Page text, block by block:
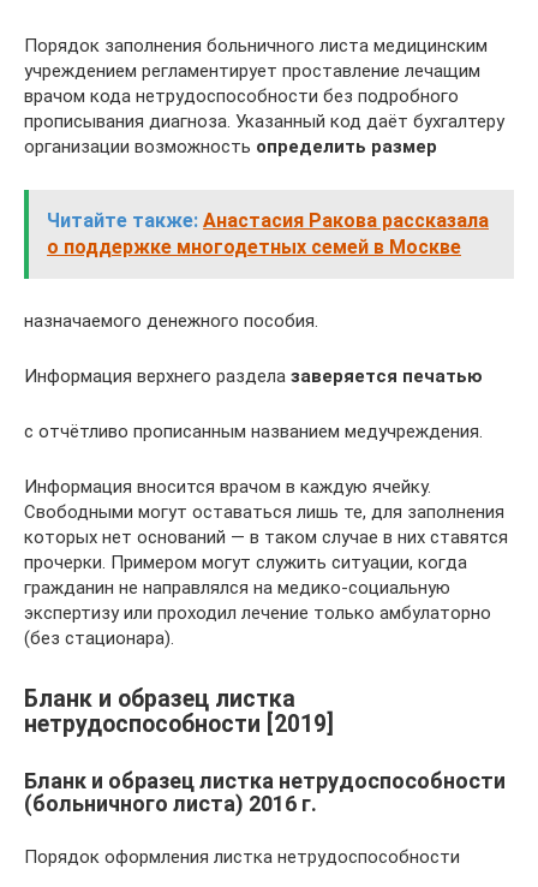
Порядок заполнения больничного листа медицинским
учреждением регламентирует проставление лечащим
врачом кода нетрудоспособности без подробного
прописывания диагноза. Указанный код даёт бухгалтеру
организации возможность определить размер
Читайте также: Анастасия Ракова рассказала
о поддержке многодетных семей в Москве
назначаемого денежного пособия.
Информация верхнего раздела заверяется печатью
с отчётливо прописанным названием медучреждения.
Информация вносится врачом в каждую ячейку.
Свободными могут оставаться лишь те, для заполнения
которых нет оснований — в таком случае в них ставятся
прочерки. Примером могут служить ситуации, когда
гражданин не направлялся на медико-социальную
экспертизу или проходил лечение только амбулаторно
(без стационара).
Бланк и образец листка
нетрудоспособности [2019]
Бланк и образец листка нетрудоспособности
(больничного листа) 2016 г.
Порядок оформления листка нетрудоспособности